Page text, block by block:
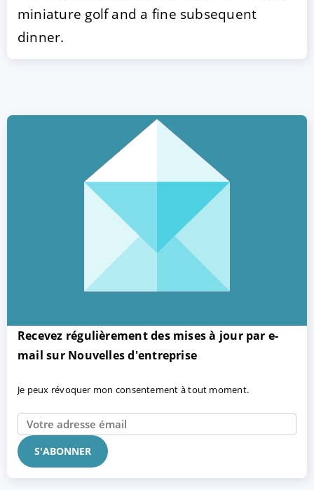
miniature golf and a fine subsequent
dinner.
Recevez régulièrement des mises à jour par e-
mail sur Nouvelles d'entreprise
Je peux révoquer mon consentement à tout moment.